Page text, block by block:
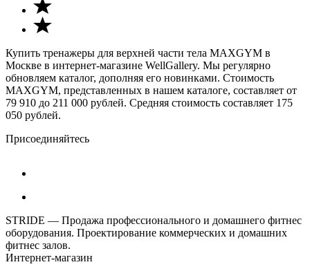
Купить тренажеры для верхней части тела MAXGYM в
Москве в интернет-магазине WellGallery. Мы регулярно
обновляем каталог, дополняя его новинками. Стоимость
MAXGYM, представленных в нашем каталоге, составляет от
79 910 до 211 000 рублей. Средняя стоимость составляет 175
050 рублей.
Присоединяйтесь
STRIDE — Продажа профессионального и домашнего фитнес
оборудования. Проектирование коммерческих и домашних
фитнес залов.
Интернет-магазин